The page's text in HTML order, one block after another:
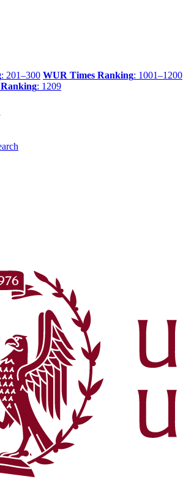
: 201–300 WUR Times Ranking: 1001–1200
: 1209